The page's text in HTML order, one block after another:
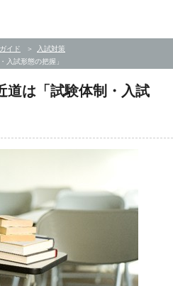
ガイド
入試対策
入試形態の把握」
道は「試験体制・入試